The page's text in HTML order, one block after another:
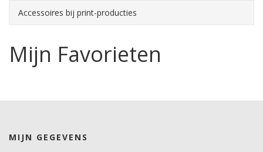
Accessoires bij print-producties
Mijn Favorieten
MIJN GEGEVENS